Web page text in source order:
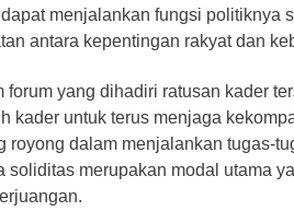
menjalankan fungsi politiknya
antara kepentingan rakyat dan
forum yang dihadiri ratusan kader
kader untuk terus menjaga
royong dalam menjalankan tugas-
soliditas merupakan modal utama